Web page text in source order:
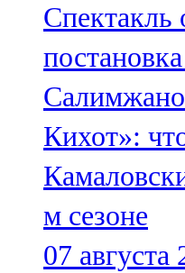
Кихот»:
м сезоне
07 августа